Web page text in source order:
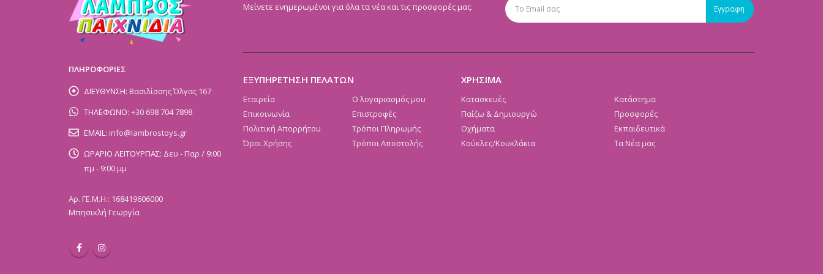
ΠΛΗΡΟΦΟΡΙΕΣ
ΔΙΕΥΘΥΝΣΗ: Βασιλίσσης Όλγας 167
ΤΗΛΕΦΩΝΟ: +30 698 704 7898
EMAIL: info@lambrostoys.gr
ΩΡΑΡΙΟ ΛΕΙΤΟΥΡΓΙΑΣ: Δευ - Παρ / 9:00
πμ - 9:00 μμ
Αρ. ΓΕ.Μ.Η.: 168419606000
Μπησικλή Γεωργία
Μείνετε ενημερωμένοι για όλα τα νέα και τις προσφορές μας.
ΕΞΥΠΗΡΕΤΗΣΗ ΠΕΛΑΤΩΝ
Εταιρεία
Επικοινωνία
Πολιτική Απορρήτου
Όροι Χρήσης
Ο λογαριασμός μου
Επιστροφές
Τρόποι Πληρωμής
Τρόποι Αποστολής
ΧΡΗΣΙΜΑ
Κατασκευές
Παίζω & Δημιουργώ
Οχήματα
Κούκλες/Κουκλάκια
Κατάστημα
Προσφορές
Εκπαιδευτικά
Τα Νέα μας